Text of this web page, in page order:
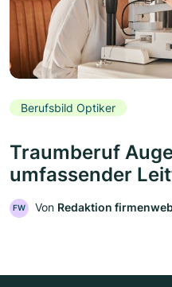
Berufsbild Optiker
Traumberuf
umfassender
FW Von Redaktion